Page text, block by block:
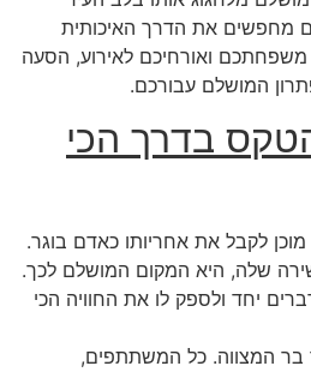
מחפשים את הדרך האיכותית
ואורחיכם לאירוע, הסעה
המושלם עבורכם.
בדרך הכי
לקבל את אחריותו כאדם בוגר.
שלה, היא המקום המושלם לכך.
יחד ולספק לו את החוויה הכי
בר המצווה. כל המשתתפים,